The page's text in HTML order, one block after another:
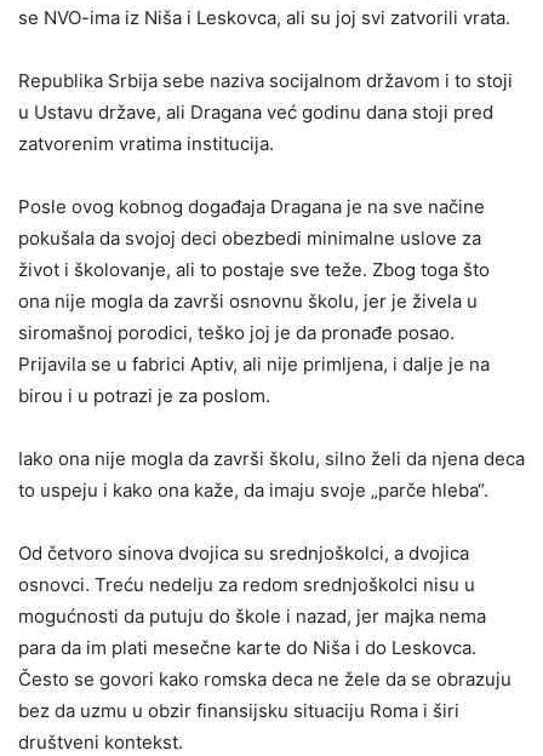
se NVO-ima iz Niša i Leskovca, ali su joj svi zatvorili vrata.
Republika Srbija sebe naziva socijalnom državom i to stoji
u Ustavu države, ali Dragana već godinu dana stoji pred
zatvorenim vratima institucija.
Posle ovog kobnog događaja Dragana je na sve načine
pokušala da svojoj deci obezbedi minimalne uslove za
život i školovanje, ali to postaje sve teže. Zbog toga što
ona nije mogla da završi osnovnu školu, jer je živela u
siromašnoj porodici, teško joj je da pronađe posao.
Prijavila se u fabrici Aptiv, ali nije primljena, i dalje je na
birou i u potrazi je za poslom.
Iako ona nije mogla da završi školu, silno želi da njena deca
to uspeju i kako ona kaže, da imaju svoje „parče hleba“.
Od četvoro sinova dvojica su srednjoškolci, a dvojica
osnovci. Treću nedelju za redom srednjoškolci nisu u
mogućnosti da putuju do škole i nazad, jer majka nema
para da im plati mesečne karte do Niša i do Leskovca.
Često se govori kako romska deca ne žele da se obrazuju
bez da uzmu u obzir finansijsku situaciju Roma i širi
društveni kontekst.